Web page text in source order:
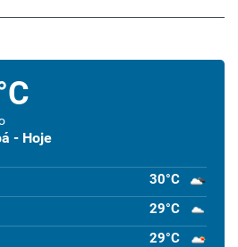
- Hoje
30°C
29°C
29°C